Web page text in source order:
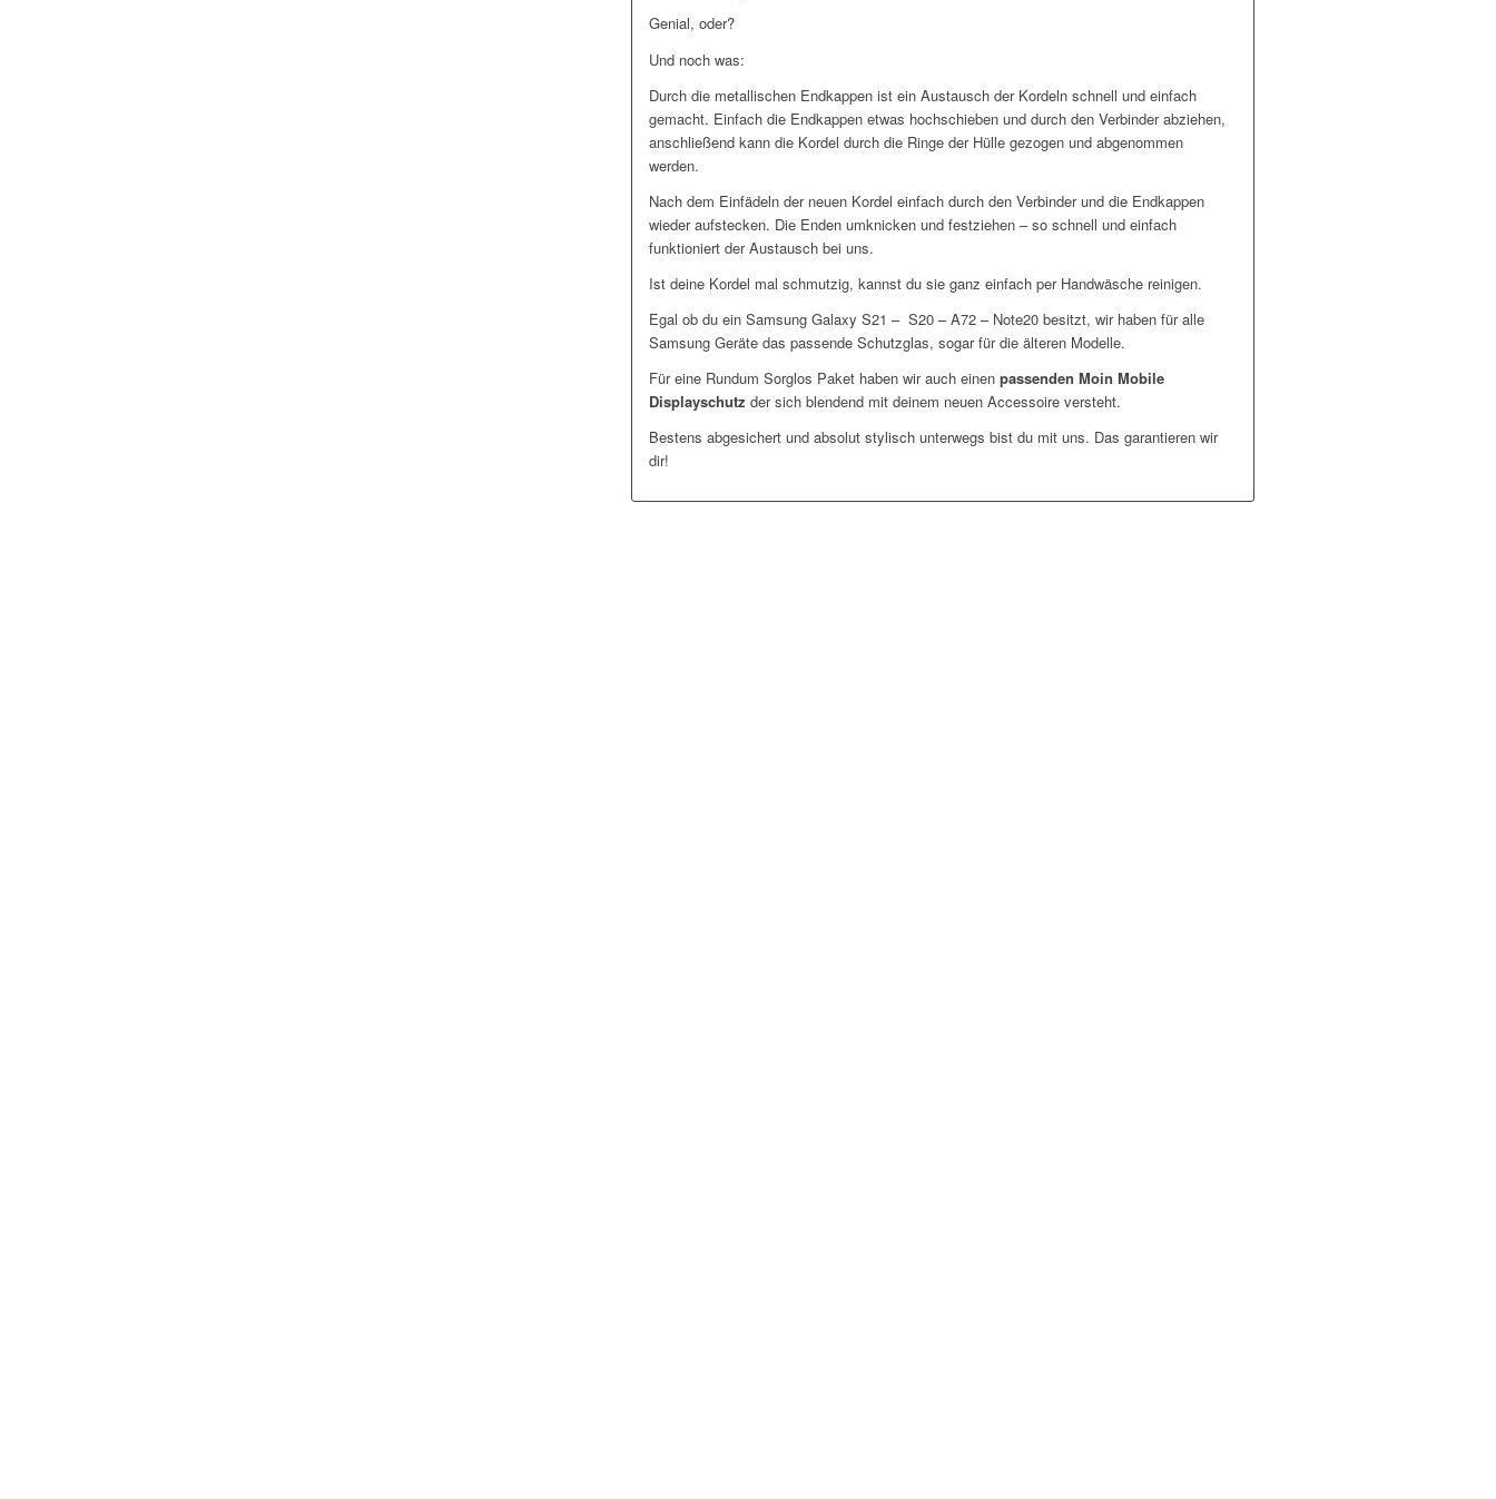
Genial, oder?
Und noch was:
Durch die metallischen Endkappen ist ein Austausch der Kordeln schnell und einfach
gemacht. Einfach die Endkappen etwas hochschieben und durch den Verbinder abziehen,
anschließend kann die Kordel durch die Ringe der Hülle gezogen und abgenommen
werden.
Nach dem Einfädeln der neuen Kordel einfach durch den Verbinder und die Endkappen
wieder aufstecken. Die Enden umknicken und festziehen – so schnell und einfach
funktioniert der Austausch bei uns.
Ist deine Kordel mal schmutzig, kannst du sie ganz einfach per Handwäsche reinigen.
Egal ob du ein Samsung Galaxy S21 – S20 – A72 – Note20 besitzt, wir haben für alle
Samsung Geräte das passende Schutzglas, sogar für die älteren Modelle.
Für eine Rundum Sorglos Paket haben wir auch einenpassenden Moin Mobile
Displayschutz der sich blendend mit deinem neuen Accessoire versteht.
Bestens abgesichert und absolut stylisch unterwegs bist du mit uns. Das garantieren wir
dir!